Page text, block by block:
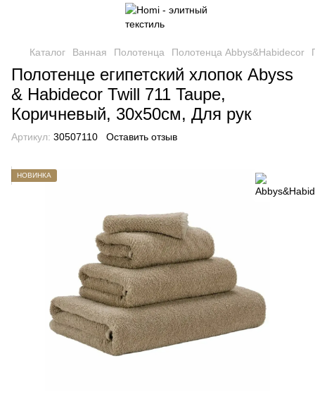
Каталог Ванная Полотенца Полотенца Abbys&Habidecor
Полотенце египетский хлопок Abyss
& Habidecor Twill 711 Taupe,
Коричневый, 30х50см, Для рук
Артикул: 30507110 Оставить отзыв
НОВИНКА